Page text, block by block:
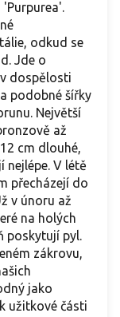
odkud se
Jde o
dospělosti
podobné šířky
Největší
až
cm dlouhé,
nejlépe. V létě
přecházejí do
v únoru až
na holých
poskytují pyl.
zákrovu,
jako
užitkové části